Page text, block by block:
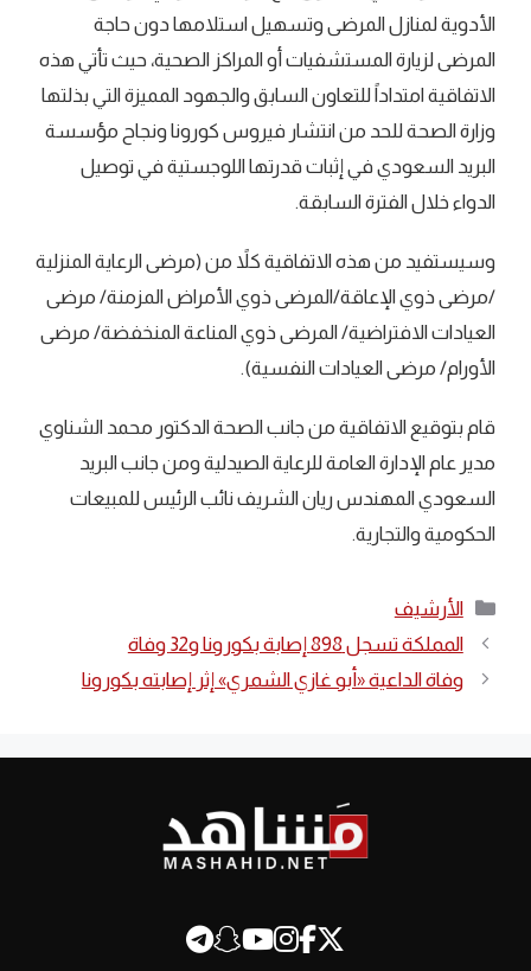
الأدوية لمنازل المرضى وتسهيل استلامها دون حاجة
المرضى لزيارة المستشفيات أو المراكز الصحية، حيث تأتي هذه
الاتفاقية امتداداً للتعاون السابق والجهود المميزة التي بذلتها
وزارة الصحة للحد من انتشار فيروس كورونا ونجاح مؤسسة
البريد السعودي في إثبات قدرتها اللوجستية في توصيل
الدواء خلال الفترة السابقة.
وسيستفيد من هذه الاتفاقية كلاً من (مرضى الرعاية المنزلية
/مرضى ذوي الإعاقة/المرضى ذوي الأمراض المزمنة/ مرضى
العيادات الافتراضية/ المرضى ذوي المناعة المنخفضة/ مرضى
الأورام/ مرضى العيادات النفسية).
قام بتوقيع الاتفاقية من جانب الصحة الدكتور محمد الشناوي
مدير عام الإدارة العامة للرعاية الصيدلية ومن جانب البريد
السعودي المهندس ريان الشريف نائب الرئيس للمبيعات
الحكومية والتجارية.
التصنيفات
الأرشيف
المملكة تسجل 898 إصابة بكورونا و32 وفاة
وفاة الداعية «أبو غازي الشمري» إثر إصابته بكورونا